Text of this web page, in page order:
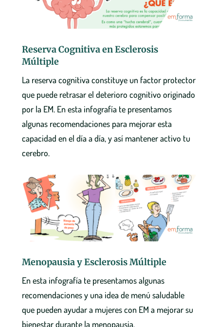
Reserva Cognitiva en Esclerosis
Múltiple
La reserva cognitiva constituye un factor protector
que puede retrasar el deterioro cognitivo originado
por la EM. En esta infografía te presentamos
algunas recomendaciones para mejorar esta
capacidad en el día a día, y así mantener activo tu
cerebro.
Menopausia y Esclerosis Múltiple
En esta infografía te presentamos algunas
recomendaciones y una idea de menú saludable
que pueden ayudar a mujeres con EM a mejorar su
bienestar durante la menopausia.